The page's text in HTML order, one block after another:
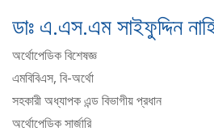
ডাঃ এ.এস.এম সাইফুদ্দিন
অর্থোপেডিক বিশেষজ্ঞ
এমবিবিএস, বি-অর্থো
সহকারী অধ্যাপক এন্ড বিভাগীয় প্রধান
অর্থোপেডিক সার্জারি